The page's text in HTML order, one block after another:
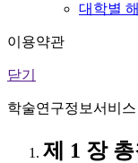
대학별
이용약관
닫기
학술연구정보서비
제 1 장 총